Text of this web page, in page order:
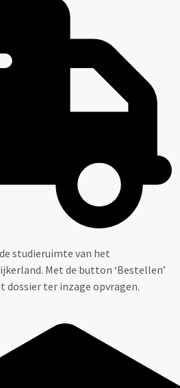
studieruimte van het
Met de button ‘Bestellen’
dossier ter inzage opvragen.